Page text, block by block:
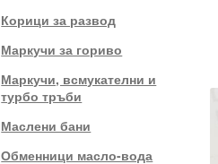
Корици за развод
Маркучи за гориво
Маркучи, всмукателни и
турбо тръби
Маслени бани
Обменници масло-вода